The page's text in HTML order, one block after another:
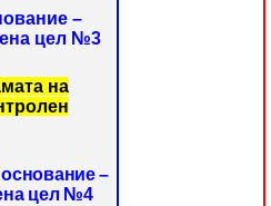
–
цел №3
на
–
цел №4